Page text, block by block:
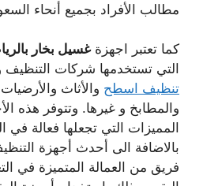
مطالب الأفراد بجميع أنحاء
كما تعتبر اجهزةغسيل بخار
التي تستخدمها شركات التنظيف
تنظيف اسطح والأثاث
والمطابخ و غيرها. وتتوفر هذه
المميزات التي تجعلها فعالة في
بالاضافة الى أحدث أجهزة
فريق من العمالة المتميزة في